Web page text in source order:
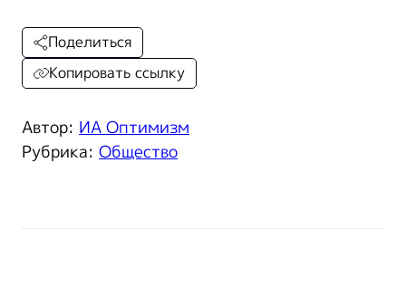
Автор: ИА Оптимизм
Рубрика: Общество
Поделиться
Копировать ссылку